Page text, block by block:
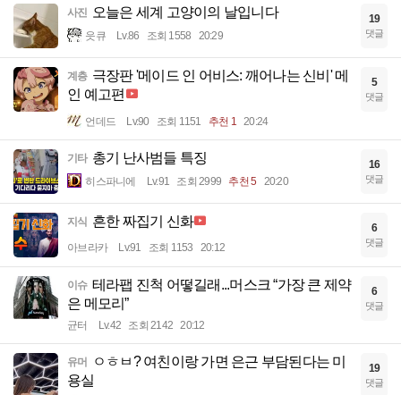
사진 오늘은 세계 고양이의 날입니다
읏큐 Lv.86 조회 1558 20:29
19
댓글
계층 극장판 '메이드 인 어비스: 깨어나는 신비' 메
인 예고편
언데드 Lv.90 조회 1151 추천 1 20:24
5
댓글
기타 총기 난사범들 특징
히스파니에 Lv.91 조회 2999 추천 5 20:20
16
댓글
지식 흔한 짜집기 신화
아브라카 Lv.91 조회 1153 20:12
6
댓글
이슈 테라팹 진척 어떻길래...머스크 “가장 큰 제약
은 메모리”
균터 Lv.42 조회 2142 20:12
6
댓글
유머
ㅇㅎㅂ? 여친이랑 가면 은근 부담된다는 미
용실
19
댓글